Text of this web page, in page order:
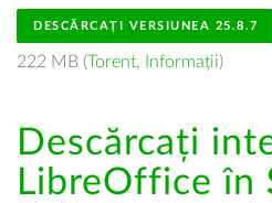
DESCĂRCAȚI VERSIUNEA 25.8.7
222 MB (Torent, Informații)
Descărcați
LibreOffice în